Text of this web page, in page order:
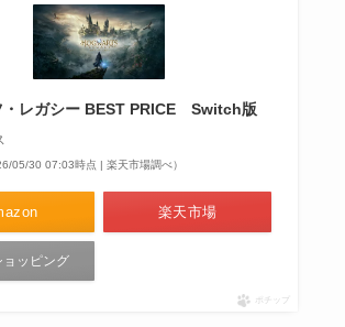
・レガシー BEST PRICE Switch版
05/30 07:03時点 | 楽天市場調べ）
楽天市場
ッピング
ポチップ